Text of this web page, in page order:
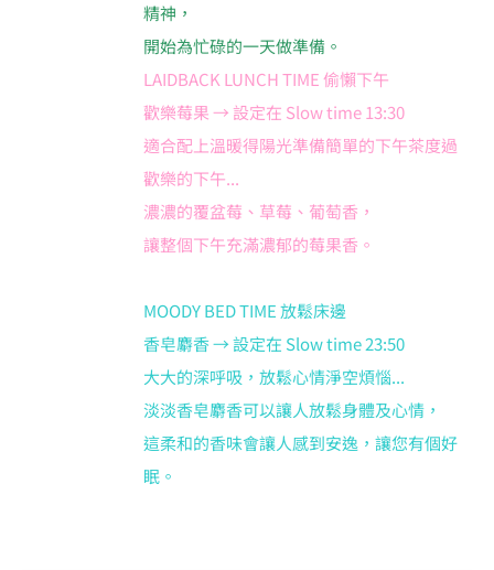
精神，
開始為忙碌的一天做準備。
LAIDBACK LUNCH TIME 偷懶下午
歡樂莓果 → 設定在 Slow time 13:30
適合配上溫暖得陽光準備簡單的下午茶度過
歡樂的下午...
濃濃的覆盆莓、草莓、葡萄香，
讓整個下午充滿濃郁的莓果香。
MOODY BED TIME 放鬆床邊
香皂麝香 → 設定在 Slow time 23:50
大大的深呼吸，放鬆心情淨空煩惱...
淡淡香皂麝香可以讓人放鬆身體及心情，
這柔和的香味會讓人感到安逸，讓您有個好
眠。